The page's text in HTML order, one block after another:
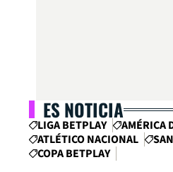
ES NOTICIA
LIGA BETPLAY
AMÉRICA
ATLÉTICO NACIONAL
COPA BETPLAY